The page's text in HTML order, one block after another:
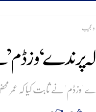
و عجیب
'وزڈم' نے ثابت کیا کہ عمر